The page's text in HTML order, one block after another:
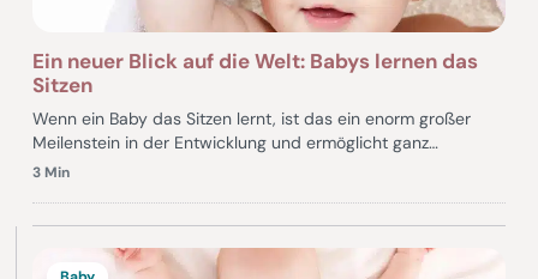
Ein neuer Blick auf die Welt: Babys lernen das
Sitzen
Wenn ein Baby das Sitzen lernt, ist das ein enorm großer
Meilenstein in der Entwicklung und ermöglicht ganz…
3 Min